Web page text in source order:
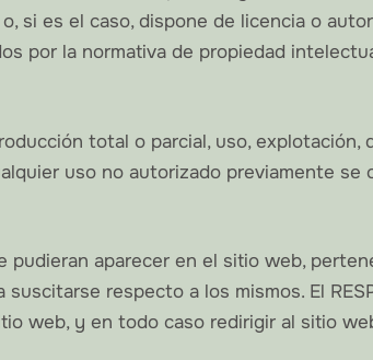
si es el caso, dispone de licencia o
por la normativa de propiedad
total o parcial, uso,
uso no autorizado previamente
aparecer en el sitio web,
respecto a los mismos. El
web, y en todo caso redirigir al sitio